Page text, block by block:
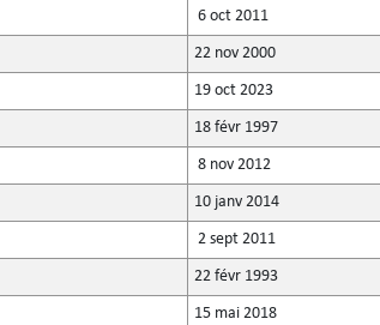
6 oct 2011
22 nov 2000
19 oct 2023
18 févr 1997
8 nov 2012
10 janv 2014
2 sept 2011
22 févr 1993
15 mai 2018